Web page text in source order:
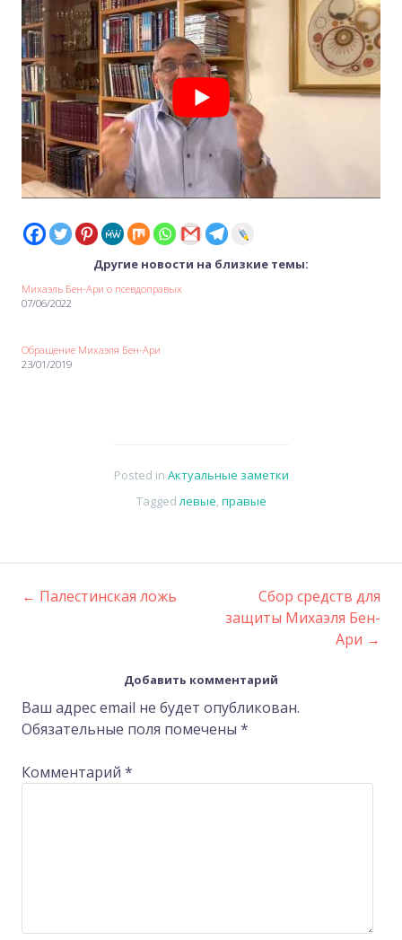
Другие новости на близкие темы:
Михаэль Бен-Ари о псевдоправых
07/06/2022
Обращение Михаэля Бен-Ари
23/01/2019
Posted in Актуальные заметки
Taggedлевые,правые
Post
navigation
← Палестинская ложь
Сбор средств для
защиты Михаэля Бен-
Ари →
Добавить комментарий
Ваш адрес email не будет опубликован.
Обязательные поля помечены *
Комментарий *